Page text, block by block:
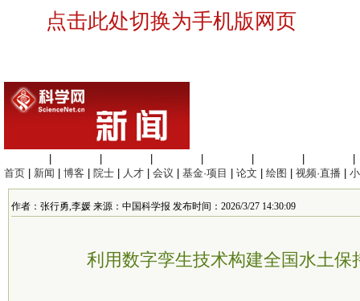
点击此处切换为手机版网页
首页
新闻 博客 院士 人才 会议 基金·项目 论文 绘图 视频·直播
作者：张行勇,李媛 来源：中国科学报 发布时间：2026/3/27 14:30:09
利用数字孪生技术构建全国水土保